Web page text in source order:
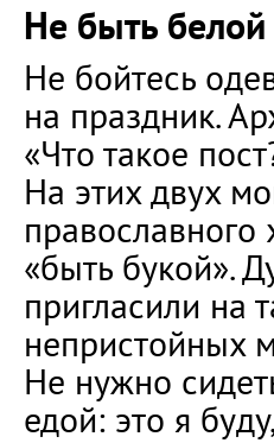
Не быть
Не бойтесь
на праздник.
«Что такое
На этих двух
православного
«быть букой».
пригласили на
непристойных
Не нужно
едой: это я